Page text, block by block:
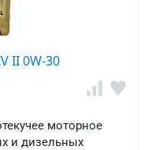
II 0W-30
моторное
и дизельных